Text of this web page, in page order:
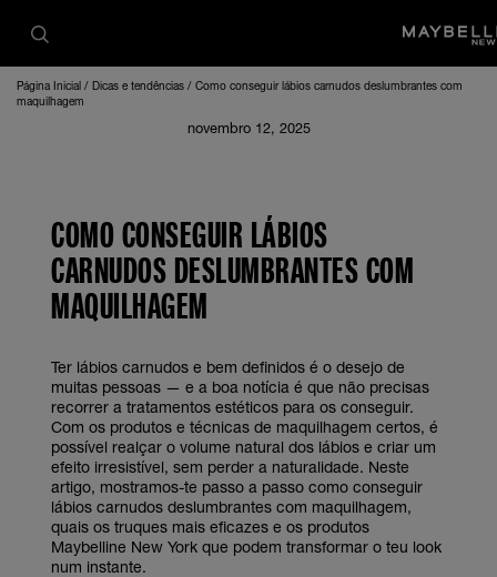
Página Inicial Dicas e tendências
Como conseguir lábios carnudos deslumbrantes com
maquilhagem
novembro 12, 2025
COMO CONSEGUIR LÁBIOS
CARNUDOS DESLUMBRANTES COM
MAQUILHAGEM
Ter lábios carnudos e bem definidos é o desejo de
muitas pessoas — e a boa notícia é que não precisas
recorrer a tratamentos estéticos para os conseguir.
Com os produtos e técnicas de maquilhagem certos, é
possível realçar o volume natural dos lábios e criar um
efeito irresistível, sem perder a naturalidade. Neste
artigo, mostramos-te passo a passo como conseguir
lábios carnudos deslumbrantes com maquilhagem,
quais os truques mais eficazes e os produtos
Maybelline New York que podem transformar o teu look
num instante.